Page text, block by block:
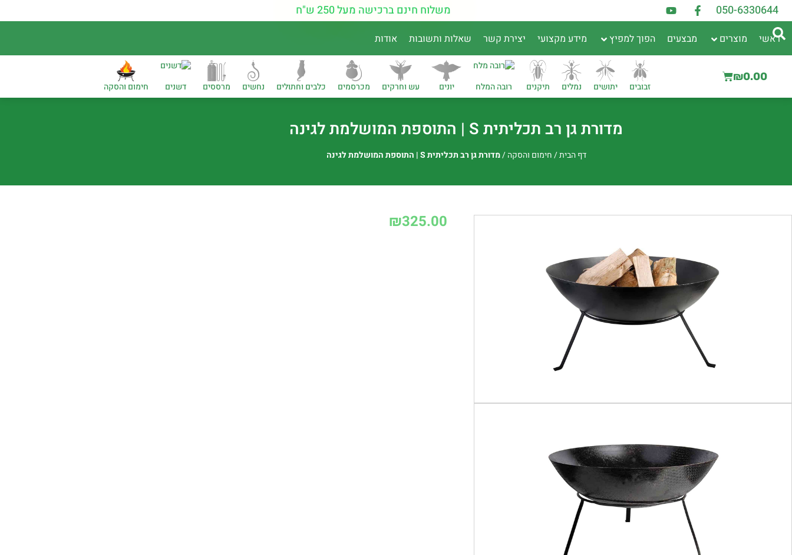
050-6330644 משלוח חינם ברכישה מעל 250 ש"ח
ראשי מוצרים מבצעים הפוך למפיץ מידע מקצועי יצירת קשר שאלות ותשובות אודות
₪0.00
זבובים יתושים נמלים תיקנים רובה המלח יונים עש וחרקים מכרסמים כלבים וחתולים נחשים מרססים דשנים חימום והסקה
מדורת גן רב תכליתית S | התוספת המושלמת לגינה
דף הבית/חימום והסקה/מדורת גן רב תכליתית S | התוספת המושלמת לגינה
₪325.00